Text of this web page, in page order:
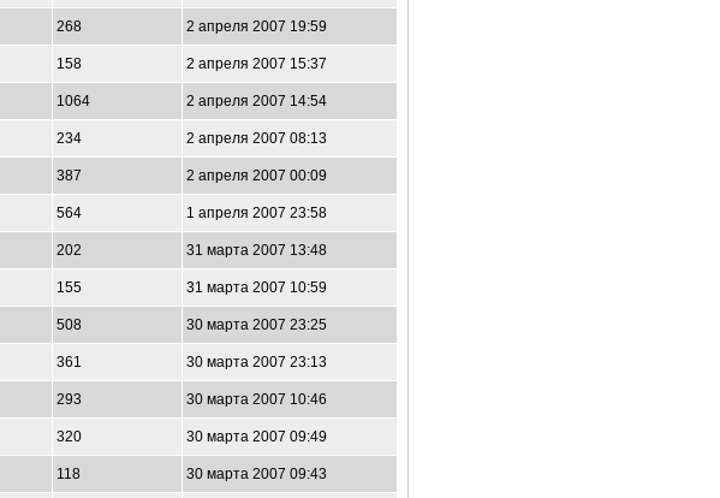
268 2 апреля 2007 19:59
158 2 апреля 2007 15:37
1064 2 апреля 2007 14:54
234 2 апреля 2007 08:13
387 2 апреля 2007 00:09
564 1 апреля 2007 23:58
202 31 марта 2007 13:48
155 31 марта 2007 10:59
508 30 марта 2007 23:25
361 30 марта 2007 23:13
293 30 марта 2007 10:46
320 30 марта 2007 09:49
118 30 марта 2007 09:43